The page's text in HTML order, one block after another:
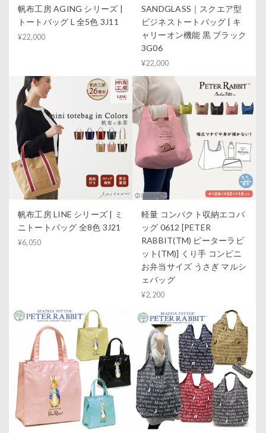
帆布工房 AGING シリーズ |
トートバッグ L 全5色 3J11
¥22,000
SANDGLASS｜スクエア型
ビジネストートバッグ | キ
ャリーオン機能 黒 ブラック
3G06
¥22,000
帆布工房 LINE シリーズ | ミ
ニトートバッグ 全8色 3J21
¥6,050
軽量 コンパクト収納エコバ
ッグ 0612 [PETER
RABBIT(TM) ピーターラビ
ット(TM)] くり手 コンビニ
お弁当サイズ うさぎ マルシ
ェバッグ
¥2,200